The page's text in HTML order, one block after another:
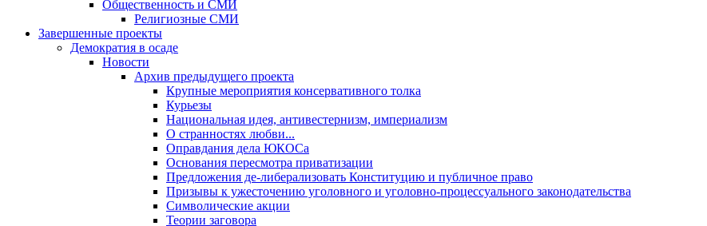
Общественность и СМИ
Религиозные СМИ
Завершенные проекты
Демократия в осаде
Новости
Архив предыдущего проекта
Крупные мероприятия консервативного толка
Курьезы
Национальная идея, антивестернизм, империализм
О странностях любви...
Оправдания дела ЮКОСа
Основания пересмотра приватизации
Предложения де-либерализовать Конституцию и публичное право
Призывы к ужесточению уголовного и уголовно-процессуального законодательства
Символические акции
Теории заговора